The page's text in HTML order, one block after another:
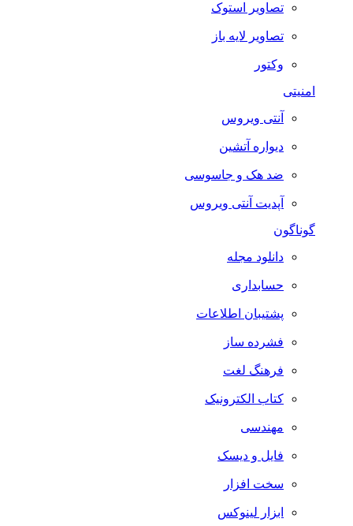
تصاویر استوک
تصاویر لایه باز
وکتور
امنیتی
آنتی ویروس
دیواره آتشین
ضد هک و جاسوسی
آپدیت آنتی ویروس
گوناگون
دانلود مجله
حسابداری
پشتیبان اطلاعات
فشرده ساز
فرهنگ لغت
کتاب الکترونیک
مهندسی
فایل و دیسک
سخت افزار
ابزار لینوکس